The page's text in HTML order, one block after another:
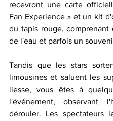
recevront une carte
Fan Experience » et un kit
du tapis rouge, comprenant
de l'eau et parfois un
Tandis que les stars
limousines et saluent les
liesse, vous êtes à
l'événement, observant
dérouler. Les spectateurs